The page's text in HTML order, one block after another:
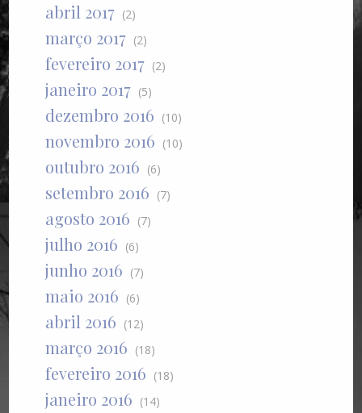
abril 2017 (2)
março 2017 (2)
fevereiro 2017 (2)
janeiro 2017 (5)
dezembro 2016 (10)
novembro 2016 (10)
outubro 2016 (6)
setembro 2016 (7)
agosto 2016 (7)
julho 2016 (6)
junho 2016 (7)
maio 2016 (6)
abril 2016 (12)
março 2016 (18)
fevereiro 2016 (18)
janeiro 2016 (14)